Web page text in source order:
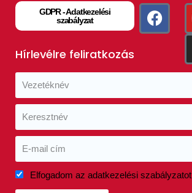
GDPR - Adatkezelési
szabályzat
Hírlevélre feliratkozás
Elfogadom az adatkezelési szabályzatot